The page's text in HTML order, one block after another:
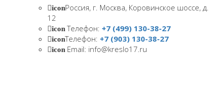
iconРоссия, г. Москва, Коровинское шоссе, д.
12
iconТелефон: +7 (499) 130-38-27
iconТелефон: +7 (903) 130-38-27
icon Email: info@kreslo17.ru